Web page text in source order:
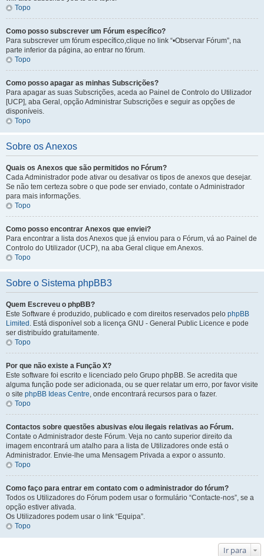
Topo
Como posso subscrever um Fórum específico?
Para subscrever um fórum específico,clique no link “•Observar Fórum”, na
parte inferior da página, ao entrar no fórum.
Topo
Como posso apagar as minhas Subscrições?
Para apagar as suas Subscrições, aceda ao Painel de Controlo do Utilizador
[UCP], aba Geral, opção Administrar Subscrições e seguir as opções de
disponíveis.
Topo
Sobre os Anexos
Quais os Anexos que são permitidos no Fórum?
Cada Administrador pode ativar ou desativar os tipos de anexos que desejar.
Se não tem certeza sobre o que pode ser enviado, contate o Administrador
para mais informações.
Topo
Como posso encontrar Anexos que enviei?
Para encontrar a lista dos Anexos que já enviou para o Fórum, vá ao Painel de
Controlo do Utilizador (UCP), na aba Geral clique em Anexos.
Topo
Sobre o Sistema phpBB3
Quem Escreveu o phpBB?
Este Software é produzido, publicado e com direitos reservados pelo phpBB
Limited . Está disponível sob a licença GNU - General Public Licence e pode
ser distribuído gratuitamente.
Topo
Por que não existe a Função X?
Este software foi escrito e licenciado pelo Grupo phpBB. Se acredita que
alguma função pode ser adicionada, ou se quer relatar um erro, por favor visite
o site phpBB Ideas Centre, onde encontrará recursos para o fazer.
Topo
Contactos sobre questões abusivas e/ou ilegais relativas ao Fórum.
Contate o Administrador deste Fórum. Veja no canto superior direito da
imagem encontrará um atalho para a lista de Utilizadores onde está o
Administrador. Envie-lhe uma Mensagem Privada a expor o assunto.
Topo
Como faço para entrar em contato com o administrador do fórum?
Todos os Utilizadores do Fórum podem usar o formulário “Contacte-nos”, se a
opção estiver ativada.
Os Utilizadores podem usar o link “Equipa”.
Topo
Ir para